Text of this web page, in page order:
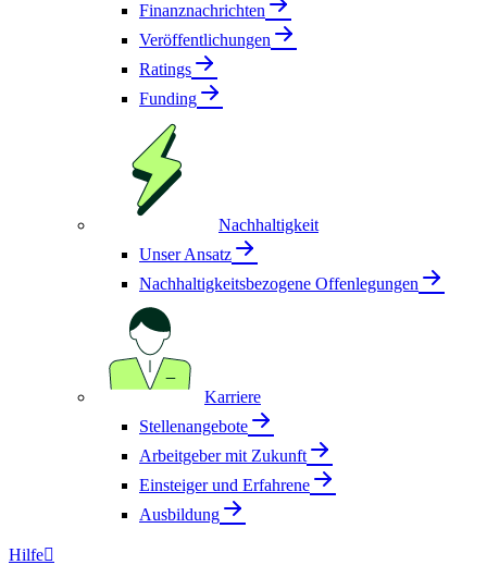
Finanznachrichten
Veröffentlichungen
Ratings
Funding
Nachhaltigkeit
Unser Ansatz
Nachhaltigkeitsbezogene Offenlegungen
Karriere
Stellenangebote
Arbeitgeber mit Zukunft
Einsteiger und Erfahrene
Ausbildung
Hilfe